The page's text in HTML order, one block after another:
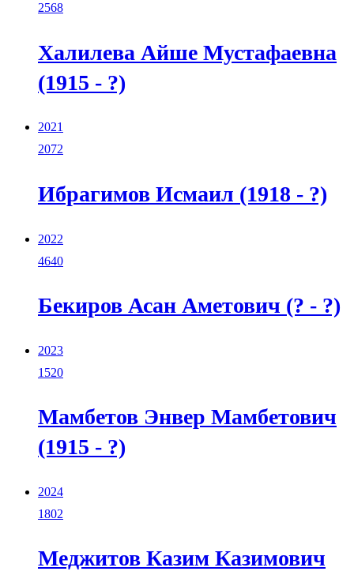
2568
Халилева Айше Мустафаевна
(1915 - ?)
2021
2072
Ибрагимов Исмаил (1918 - ?)
2022
4640
Бекиров Асан Аметович (? - ?)
2023
1520
Мамбетов Энвер Мамбетович
(1915 - ?)
2024
1802
Меджитов Казим Казимович